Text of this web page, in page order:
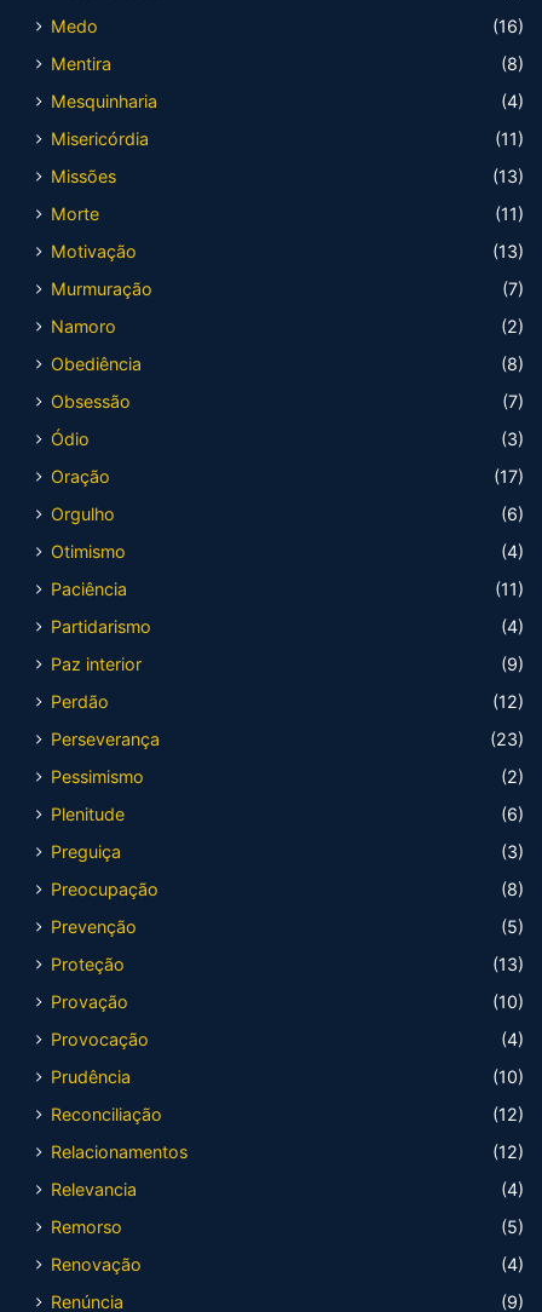
Medo
(16)
Mentira
(8)
Mesquinharia
(4)
Misericórdia
(11)
Missões
(13)
Morte
(11)
Motivação
(13)
Murmuração
(7)
Namoro
(2)
Obediência
(8)
Obsessão
(7)
Ódio
(3)
Oração
(17)
Orgulho
(6)
Otimismo
(4)
Paciência
(11)
Partidarismo
(4)
Paz interior
(9)
Perdão
(12)
Perseverança
(23)
Pessimismo
(2)
Plenitude
(6)
Preguiça
(3)
Preocupação
(8)
Prevenção
(5)
Proteção
(13)
Provação
(10)
Provocação
(4)
Prudência
(10)
Reconciliação
(12)
Relacionamentos
(12)
Relevancia
(4)
Remorso
(5)
Renovação
(4)
Renúncia
(9)